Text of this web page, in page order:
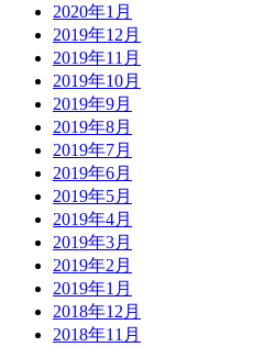
2020年1月
2019年12月
2019年11月
2019年10月
2019年9月
2019年8月
2019年7月
2019年6月
2019年5月
2019年4月
2019年3月
2019年2月
2019年1月
2018年12月
2018年11月